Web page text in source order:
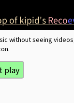
of kipid'sReco